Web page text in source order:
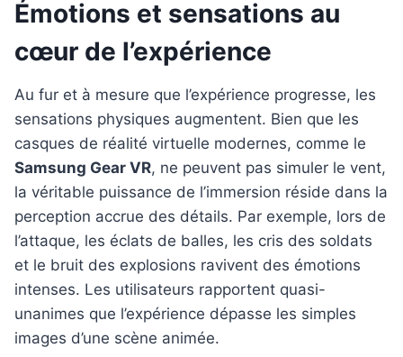
Émotions et sensations au
cœur de l’expérience
Au fur et à mesure que l’expérience progresse, les
sensations physiques augmentent. Bien que les
casques de réalité virtuelle modernes, comme le
Samsung Gear VR, ne peuvent pas simuler le vent,
la véritable puissance de l’immersion réside dans la
perception accrue des détails. Par exemple, lors de
l’attaque, les éclats de balles, les cris des soldats
et le bruit des explosions ravivent des émotions
intenses. Les utilisateurs rapportent quasi-
unanimes que l’expérience dépasse les simples
images d’une scène animée.